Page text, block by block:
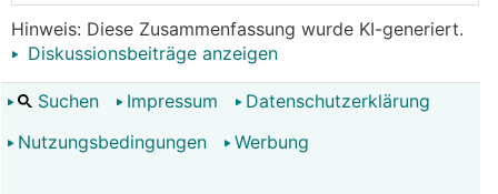
Hinweis: Diese Zusammenfassung wurde KI-generiert.
Diskussionsbeiträge anzeigen
Suchen Impressum
Datenschutzerklärung
Nutzungsbedingungen
Werbung